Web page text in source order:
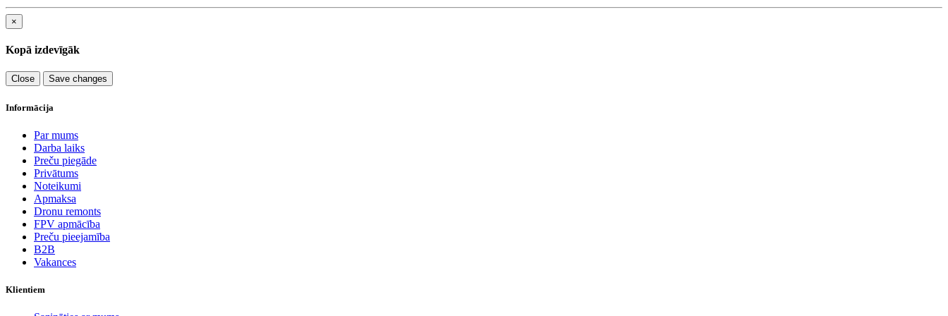
×
Kopā izdevīgāk
Close Save changes
Informācija
Par mums
Darba laiks
Preču piegāde
Privātums
Noteikumi
Apmaksa
Dronu remonts
FPV apmācība
Preču pieejamība
B2B
Vakances
Klientiem